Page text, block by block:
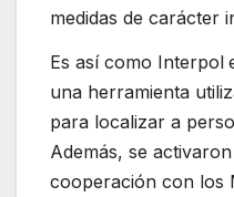
medidas de carácter
Es así como Interpol
una herramienta
para localizar a
Además, se
cooperación con los